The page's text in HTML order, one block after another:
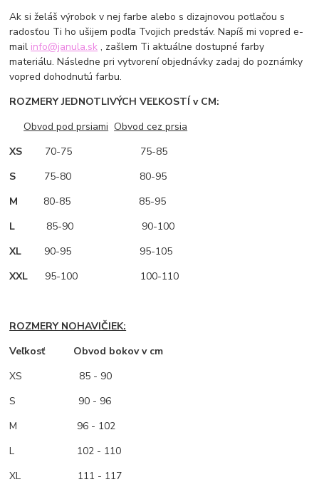
Ak si želáš výrobok v nej farbe alebo s dizajnovou potlačou s
radosťou Ti ho ušijem podľa Tvojich predstáv. Napíš mi vopred e-
mail info@janula.sk , zašlem Ti aktuálne dostupné farby
materiálu. Následne pri vytvorení objednávky zadaj do poznámky
vopred dohodnutú farbu.
ROZMERY JEDNOTLIVÝCH VEĽKOSTÍ v CM:
Obvod pod prsiami Obvod cez prsia
XS 70-75 75-85
S 75-80 80-95
M 80-85 85-95
L 85-90 90-100
XL 90-95 95-105
XXL 95-100 100-110
ROZMERY NOHAVIČIEK:
Veľkosť Obvod bokov v cm
XS
85 - 90
S 90 - 96
M
96 - 102
L 102 - 110
XL 111 - 117